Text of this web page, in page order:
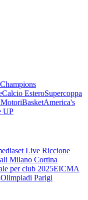
Champions
Calcio EsteroSupercoppa
BasketAmerica's
UP
Live Riccione
Milano Cortina
per club 2025EICMA
Olimpiadi Parigi